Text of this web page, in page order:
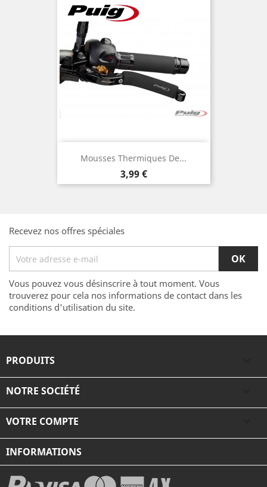
Mousses Thermiques De...
Prix
3,99 €
Recevez nos offres spéciales
Vous pouvez vous désinscrire à tout moment. Vous
trouverez pour cela nos informations de contact dans les
conditions d'utilisation du site.
PRODUITS
NOTRE SOCIÉTÉ
VOTRE COMPTE
INFORMATIONS